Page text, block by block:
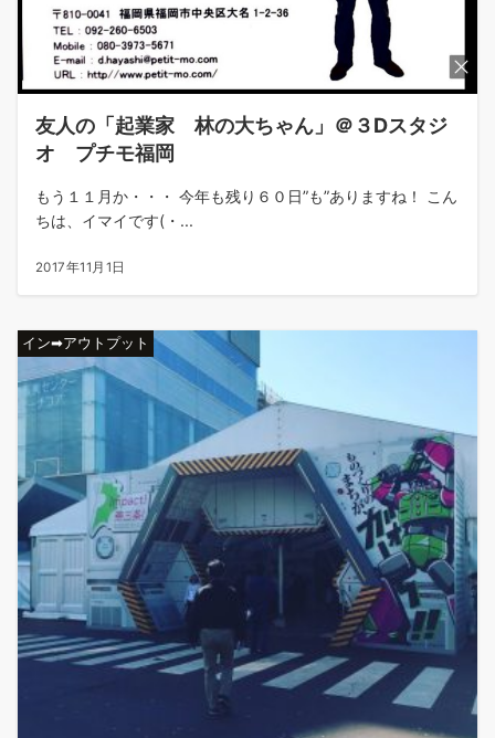
友人の「起業家 林の大ちゃん」＠３Dスタジ
オ プチモ福岡
もう１１月か・・・ 今年も残り６０日”も”ありますね！ こん
ちは、イマイです(・...
2017年11月1日
イン➡アウトプット